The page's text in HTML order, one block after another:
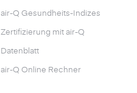
air-Q Gesundheits-Indizes
Zertifizierung mit air-Q
Datenblatt
air-Q Online Rechner